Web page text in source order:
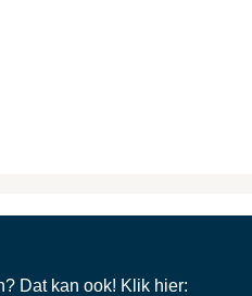
Dat kan ook! Klik hier: